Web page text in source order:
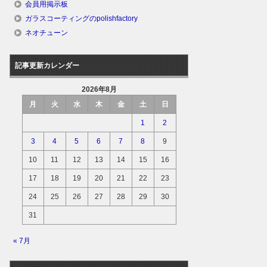
会員用掲示板
ガラスコーティングのpolishfactory
ネオチューン
記事更新カレンダー
2026年8月
月
火 水 木 金 土 日
1 2
3 4 5 6 7 8 9
10 11 12 13 14 15 16
17 18 19 20 21 22 23
24 25 26 27 28 29 30
31
« 7月